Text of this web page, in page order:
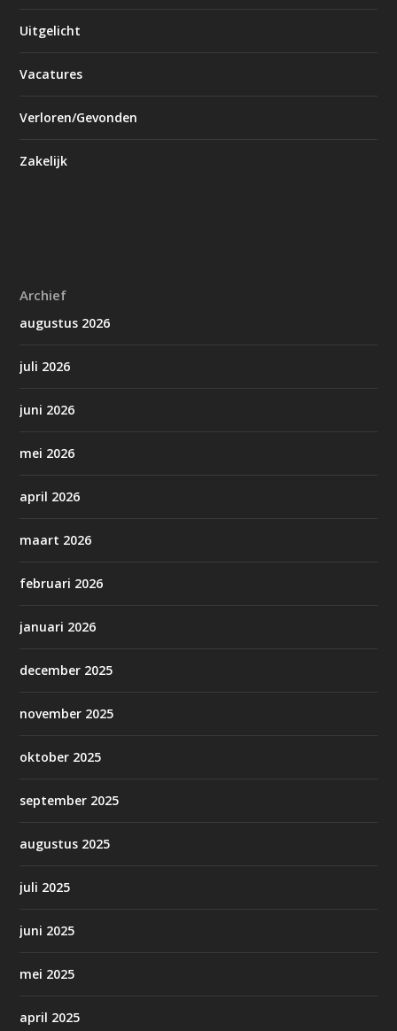
Uitgelicht
Vacatures
Verloren/Gevonden
Zakelijk
Archief
augustus 2026
juli 2026
juni 2026
mei 2026
april 2026
maart 2026
februari 2026
januari 2026
december 2025
november 2025
oktober 2025
september 2025
augustus 2025
juli 2025
juni 2025
mei 2025
april 2025